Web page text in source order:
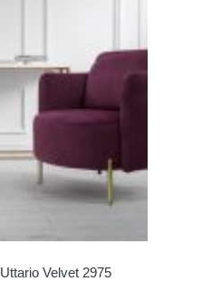
Velvet 2975